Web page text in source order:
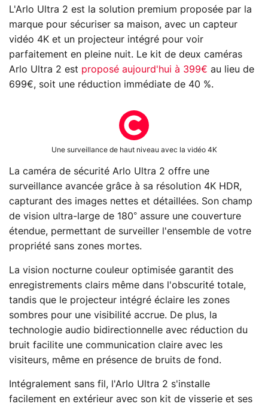
L'Arlo Ultra 2 est la solution premium proposée par la
marque pour sécuriser sa maison, avec un capteur
vidéo 4K et un projecteur intégré pour voir
parfaitement en pleine nuit. Le kit de deux caméras
Arlo Ultra 2 est proposé aujourd'hui à 399€ au lieu de
699€, soit une réduction immédiate de 40 %.
Une surveillance de haut niveau avec la vidéo 4K
​La caméra de sécurité Arlo Ultra 2 offre une
surveillance avancée grâce à sa résolution 4K HDR,
capturant des images nettes et détaillées. Son champ
de vision ultra-large de 180° assure une couverture
étendue, permettant de surveiller l'ensemble de votre
propriété sans zones mortes.
La vision nocturne couleur optimisée garantit des
enregistrements clairs même dans l'obscurité totale,
tandis que le projecteur intégré éclaire les zones
sombres pour une visibilité accrue. De plus, la
technologie audio bidirectionnelle avec réduction du
bruit facilite une communication claire avec les
visiteurs, même en présence de bruits de fond.
Intégralement sans fil, l'Arlo Ultra 2 s'installe
facilement en extérieur avec son kit de visserie et ses